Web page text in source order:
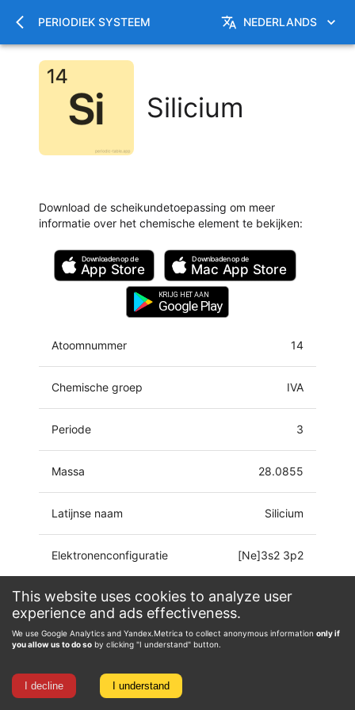
This website uses cookies to analyze user
experience and ads effectiveness.
We use Google Analytics and Yandex.Metrica to collect anonymous information only if
you allow us to do so by clicking "I understand" button.
I decline I understand
PERIODIEK SYSTEEM NEDERLANDS
Silicium
Download de scheikundetoepassing om meer
informatie over het chemische element te bekijken:
Downloaden op de
App Store
Downloaden op de
Mac App Store
KRIJG HET AAN
Google Play
Atoomnummer 14
Chemische groep IVA
Periode 3
Massa 28.0855
Latijnse naam Silicium
Elektronenconfiguratie [Ne]3s2 3p2
Oxidatiestaat
-4, -3, -2, -1, 0, 1, 2,